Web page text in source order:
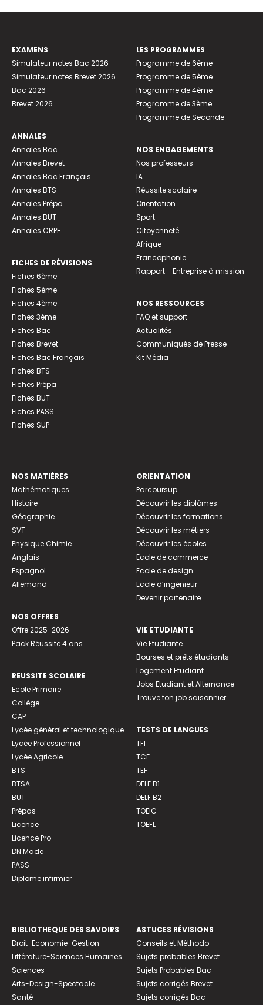
EXAMENS
Simulateur notes Bac 2026
Simulateur notes Brevet 2026
Bac 2026
Brevet 2026
ANNALES
Annales Bac
Annales Brevet
Annales Bac Français
Annales BTS
Annales Prépa
Annales BUT
Annales CRPE
FICHES DE RÉVISIONS
Fiches 6ème
Fiches 5ème
Fiches 4ème
Fiches 3ème
Fiches Bac
Fiches Brevet
Fiches Bac Français
Fiches BTS
Fiches Prépa
Fiches BUT
Fiches PASS
Fiches SUP
LES PROGRAMMES
Programme de 6ème
Programme de 5ème
Programme de 4ème
Programme de 3ème
Programme de Seconde
NOS ENGAGEMENTS
Nos professeurs
IA
Réussite scolaire
Orientation
Sport
Citoyenneté
Afrique
Francophonie
Rapport - Entreprise à mission
NOS RESSOURCES
FAQ et support
Actualités
Communiqués de Presse
Kit Média
NOS MATIÈRES
Mathématiques
Histoire
Géographie
SVT
Physique Chimie
Anglais
Espagnol
Allemand
NOS OFFRES
Offre 2025-2026
Pack Réussite 4 ans
REUSSITE SCOLAIRE
Ecole Primaire
Collège
CAP
Lycée général et technologique
Lycée Professionnel
Lycée Agricole
BTS
BTSA
BUT
Prépas
Licence
Licence Pro
DN Made
PASS
Diplome infirmier
ORIENTATION
Parcoursup
Découvrir les diplômes
Découvrir les formations
Découvrir les métiers
Découvrir les écoles
Ecole de commerce
Ecole de design
Ecole d’ingénieur
Devenir partenaire
VIE ETUDIANTE
Vie Etudiante
Bourses et prêts étudiants
Logement Etudiant
Jobs Etudiant et Alternance
Trouve ton job saisonnier
TESTS DE LANGUES
TFI
TCF
TEF
DELF B1
DELF B2
TOEIC
TOEFL
BIBLIOTHEQUE DES SAVOIRS
Droit-Economie-Gestion
Littérature-Sciences Humaines
Sciences
Arts-Design-Spectacle
Santé
ASTUCES RÉVISIONS
Conseils et Méthodo
Sujets probables Brevet
Sujets Probables Bac
Sujets corrigés Brevet
Sujets corrigés Bac